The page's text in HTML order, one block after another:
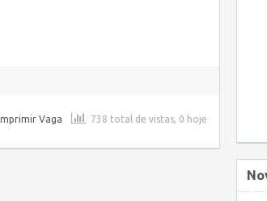
738 total de vistas, 0 hoje
Imprimir Vaga